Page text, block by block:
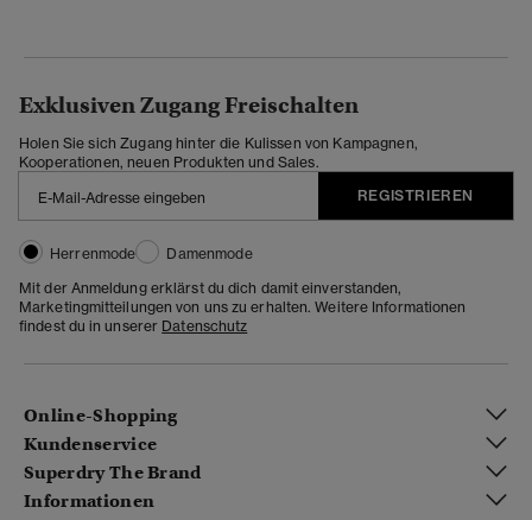
Exklusiven Zugang Freischalten
Holen Sie sich Zugang hinter die Kulissen von Kampagnen,
Kooperationen, neuen Produkten und Sales.
REGISTRIEREN
Herrenmode
Damenmode
Mit der Anmeldung erklärst du dich damit einverstanden,
Marketingmitteilungen von uns zu erhalten. Weitere Informationen
findest du in unserer Datenschutz
Online-Shopping
Kundenservice
Superdry The Brand
Informationen